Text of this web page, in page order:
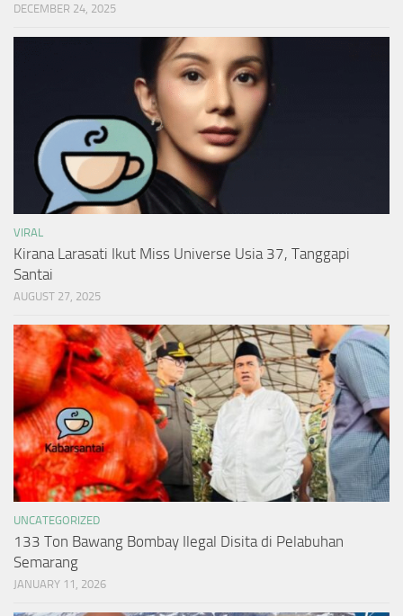
DECEMBER 24, 2025
VIRAL
Kirana Larasati Ikut Miss Universe Usia 37, Tanggapi
Santai
AUGUST 27, 2025
UNCATEGORIZED
133 Ton Bawang Bombay Ilegal Disita di Pelabuhan
Semarang
JANUARY 11, 2026